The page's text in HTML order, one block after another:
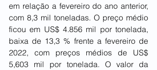
em relação a fevereiro do ano anterior,
com 8,3 mil toneladas. O preço médio
ficou em US$ 4.856 mil por tonelada,
baixa de 13,3 % frente a fevereiro de
2022, com preços médios de US$
5,603 mil por tonelada. O valor da